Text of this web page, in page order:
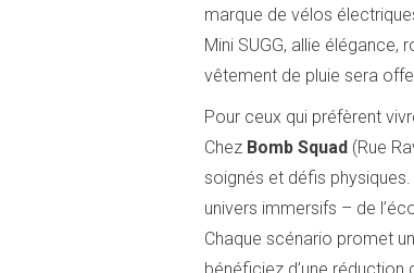
marque de vélos
Mini SUGG, allie élégance,
vêtement de pluie sera
Pour ceux qui préfèrent
Chez Bomb Squad (Rue
soignés et défis physiques.
univers immersifs – de
Chaque scénario promet